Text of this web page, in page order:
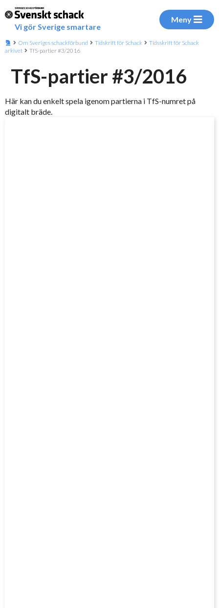
Vi gör Sverige smartare
Meny
Om Sveriges schackförbund Tidskrift för Schack
Tidsskrift för Schack
arkivet
TfS-partier #3/2016
TfS-partier #3/2016
Här kan du enkelt spela igenom partierna i TfS-numret på
digitalt bräde.